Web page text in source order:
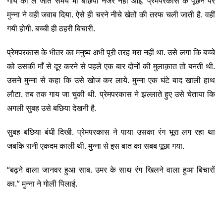
मुन्ना ने वही जवाब दिया. ऐसे ही चरने नीचे खेतों की तरफ चली जाती है. वहीं
गयी होगी. बच्ची ही ठहरी बिचारी.
प्रेमपरकास के भीतर का मनुष्य अभी पूरी तरह मरा नहीं था. उसे लगा कि बच्चे
को उसकी माँ से दूर करने से पहले एक बार दोनों की मुलाक़ात तो बनती थी.
उसने मुन्ना से कहा कि उसे खोज कर लाये. मुन्ना एक घंटे बाद खाली हाथ
लौटा. तब तक गाय जा चुकी थी. प्रेमपरकास ने झल्लाते हुए उसे चेताया कि
अगली सुबह उसे बछिया देखनी है.
सुबह बछिया बंधी दिखी. प्रेमपरकास ने पाया उसका रंग भूरा लग रहा था
जबकि रानी एकदम काली थी. मुन्ना से इस बात का सबब पूछा गया.
“बढ़ने वाला जानवर हुआ साब. उमर के साथ रंग खिलने वाला हुआ बिचारों
का.” मुन्ना ने गोली पिलाई.